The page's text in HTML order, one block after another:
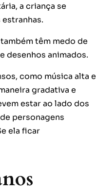
a criança se
têm medo de
desenhos animados.
como música alta e
gradativa e
estar ao lado dos
personagens
ela ficar